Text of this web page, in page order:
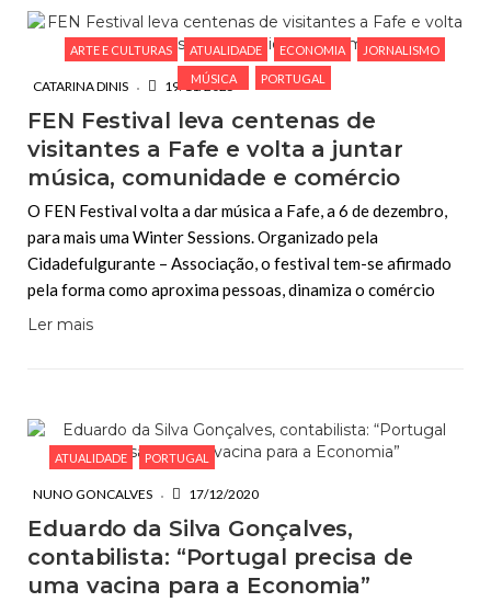
ARTE E CULTURAS ATUALIDADE ECONOMIA
JORNALISMO
MÚSICA
PORTUGAL
CATARINA DINIS 19/11/2025
FEN Festival leva centenas de
visitantes a Fafe e volta a juntar
música, comunidade e comércio
O FEN Festival volta a dar música a Fafe, a 6 de dezembro,
para mais uma Winter Sessions. Organizado pela
Cidadefulgurante – Associação, o festival tem-se afirmado
pela forma como aproxima pessoas, dinamiza o comércio
Ler mais
ATUALIDADE PORTUGAL
NUNO GONCALVES 17/12/2020
Eduardo da Silva Gonçalves,
contabilista: “Portugal precisa de
uma vacina para a Economia”